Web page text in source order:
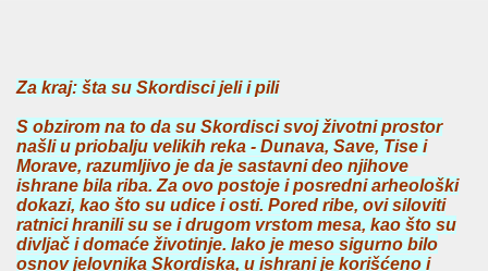
Za kraj: šta su Skordisci jeli i pili
S obzirom na to da su Skordisci svoj životni prostor
našli u priobalju velikih reka - Dunava, Save, Tise i
Morave, razumljivo je da je sastavni deo njihove
ishrane bila riba. Za ovo postoje i posredni arheološki
dokazi, kao što su udice i osti. Pored ribe, ovi siloviti
ratnici hranili su se i drugom vrstom mesa, kao što su
divljač i domaće životinje. Iako je meso sigurno bilo
osnov jelovnika Skordiska, u ishrani je korišćeno i